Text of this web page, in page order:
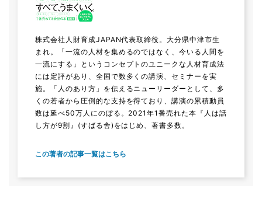
株式会社人財育成JAPAN代表取締役。大分県中津市生
まれ。「一流の人材を集めるのではなく、今いる人間を
一流にする」というコンセプトのユニークな人材育成法
には定評があり、全国で数多くの講演、セミナーを実
施。「人のあり方」を伝えるニューリーダーとして、多
くの若者から圧倒的な支持を得ており、講演の累積動員
数は延べ50万人にのぼる。2021年1番売れた本『人は話
し方が9割』(すばる舎)をはじめ、著書多数。
この著者の記事一覧はこちら